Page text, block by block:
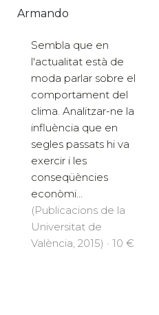
Armando
Sembla que en
l'actualitat està de
moda parlar sobre el
comportament del
clima. Analitzar-ne la
influència que en
segles passats hi va
exercir i les
conseqüències
econòmi...
(Publicacions de la
Universitat de
València, 2015) · 10 €